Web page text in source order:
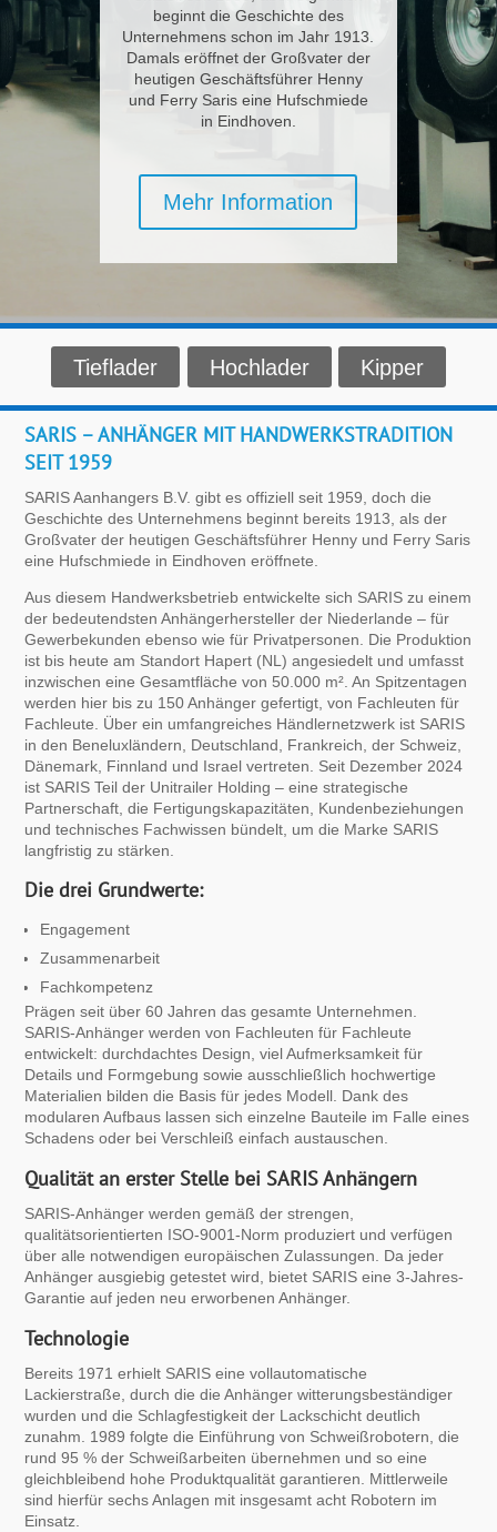
beginnt die Geschichte des
Unternehmens schon im Jahr 1913.
Damals eröffnet der Großvater der
heutigen Geschäftsführer Henny
und Ferry Saris eine Hufschmiede
in Eindhoven.
Mehr Information
Tieflader Hochlader Kipper
SARIS – ANHÄNGER MIT HANDWERKSTRADITION
SEIT 1959
SARIS Aanhangers B.V. gibt es offiziell seit 1959, doch die
Geschichte des Unternehmens beginnt bereits 1913, als der
Großvater der heutigen Geschäftsführer Henny und Ferry Saris
eine Hufschmiede in Eindhoven eröffnete.
Aus diesem Handwerksbetrieb entwickelte sich SARIS zu einem
der bedeutendsten Anhängerhersteller der Niederlande – für
Gewerbekunden ebenso wie für Privatpersonen. Die Produktion
ist bis heute am Standort Hapert (NL) angesiedelt und umfasst
inzwischen eine Gesamtfläche von 50.000 m². An Spitzentagen
werden hier bis zu 150 Anhänger gefertigt, von Fachleuten für
Fachleute. Über ein umfangreiches Händlernetzwerk ist SARIS
in den Beneluxländern, Deutschland, Frankreich, der Schweiz,
Dänemark, Finnland und Israel vertreten. Seit Dezember 2024
ist SARIS Teil der Unitrailer Holding – eine strategische
Partnerschaft, die Fertigungskapazitäten, Kundenbeziehungen
und technisches Fachwissen bündelt, um die Marke SARIS
langfristig zu stärken.
Die drei Grundwerte:
Engagement
Zusammenarbeit
Fachkompetenz
Prägen seit über 60 Jahren das gesamte Unternehmen.
SARIS-Anhänger werden von Fachleuten für Fachleute
entwickelt: durchdachtes Design, viel Aufmerksamkeit für
Details und Formgebung sowie ausschließlich hochwertige
Materialien bilden die Basis für jedes Modell. Dank des
modularen Aufbaus lassen sich einzelne Bauteile im Falle eines
Schadens oder bei Verschleiß einfach austauschen.
Qualität an erster Stelle bei SARIS Anhängern
SARIS-Anhänger werden gemäß der strengen,
qualitätsorientierten ISO-9001-Norm produziert und verfügen
über alle notwendigen europäischen Zulassungen. Da jeder
Anhänger ausgiebig getestet wird, bietet SARIS eine 3-Jahres-
Garantie auf jeden neu erworbenen Anhänger.
Technologie
Bereits 1971 erhielt SARIS eine vollautomatische
Lackierstraße, durch die die Anhänger witterungsbeständiger
wurden und die Schlagfestigkeit der Lackschicht deutlich
zunahm. 1989 folgte die Einführung von Schweißrobotern, die
rund 95 % der Schweißarbeiten übernehmen und so eine
gleichbleibend hohe Produktqualität garantieren. Mittlerweile
sind hierfür sechs Anlagen mit insgesamt acht Robotern im
Einsatz.